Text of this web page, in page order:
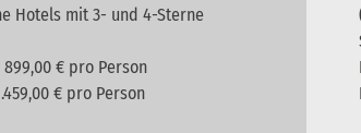
Hotels mit 3- und 4-Sterne
€ pro Person
€ pro Person